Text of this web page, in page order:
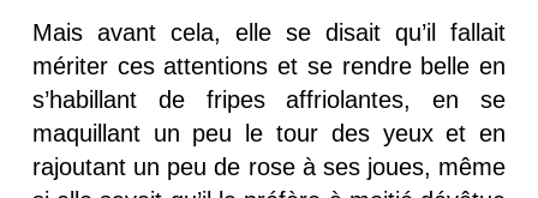
Mais avant cela, elle se disait qu’il fallait
mériter ces attentions et se rendre belle en
s’habillant de fripes affriolantes, en se
maquillant un peu le tour des yeux et en
rajoutant un peu de rose à ses joues, même